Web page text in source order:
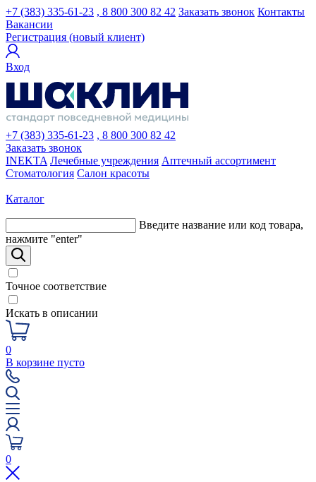
+7 (383) 335-61-23 , 8 800 300 82 42 Заказать звонок Контакты
Вакансии
Регистрация (новый клиент)
Вход
+7 (383) 335-61-23 , 8 800 300 82 42
Заказать звонок
INEKTA Лечебные учреждения Аптечный ассортимент
Стоматология Салон красоты
Каталог
Введите название или код товара,
нажмите "enter"
Точное соответствие
Искать в описании
0
В корзине пусто
0